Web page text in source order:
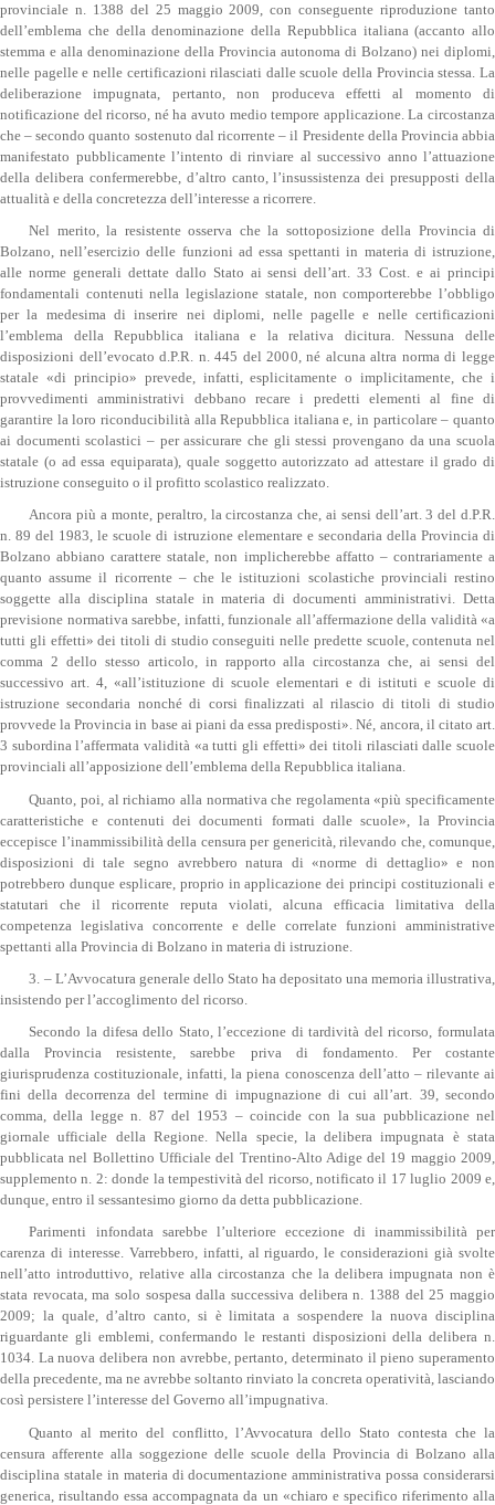
provinciale n. 1388 del 25 maggio 2009, con conseguente riproduzione tanto
dell’emblema che della denominazione della Repubblica italiana (accanto allo
stemma e alla denominazione della Provincia autonoma di Bolzano) nei diplomi,
nelle pagelle e nelle certificazioni rilasciati dalle scuole della Provincia stessa. La
deliberazione impugnata, pertanto, non produceva effetti al momento di
notificazione del ricorso, né ha avuto medio tempore applicazione. La circostanza
che – secondo quanto sostenuto dal ricorrente – il Presidente della Provincia abbia
manifestato pubblicamente l’intento di rinviare al successivo anno l’attuazione
della delibera confermerebbe, d’altro canto, l’insussistenza dei presupposti della
attualità e della concretezza dell’interesse a ricorrere.
Nel merito, la resistente osserva che la sottoposizione della Provincia di
Bolzano, nell’esercizio delle funzioni ad essa spettanti in materia di istruzione,
alle norme generali dettate dallo Stato ai sensi dell’art. 33 Cost. e ai principi
fondamentali contenuti nella legislazione statale, non comporterebbe l’obbligo
per la medesima di inserire nei diplomi, nelle pagelle e nelle certificazioni
l’emblema della Repubblica italiana e la relativa dicitura. Nessuna delle
disposizioni dell’evocato d.P.R. n. 445 del 2000, né alcuna altra norma di legge
statale «di principio» prevede, infatti, esplicitamente o implicitamente, che i
provvedimenti amministrativi debbano recare i predetti elementi al fine di
garantire la loro riconducibilità alla Repubblica italiana e, in particolare – quanto
ai documenti scolastici – per assicurare che gli stessi provengano da una scuola
statale (o ad essa equiparata), quale soggetto autorizzato ad attestare il grado di
istruzione conseguito o il profitto scolastico realizzato.
Ancora più a monte, peraltro, la circostanza che, ai sensi dell’art. 3 del d.P.R.
n. 89 del 1983, le scuole di istruzione elementare e secondaria della Provincia di
Bolzano abbiano carattere statale, non implicherebbe affatto – contrariamente a
quanto assume il ricorrente – che le istituzioni scolastiche provinciali restino
soggette alla disciplina statale in materia di documenti amministrativi. Detta
previsione normativa sarebbe, infatti, funzionale all’affermazione della validità «a
tutti gli effetti» dei titoli di studio conseguiti nelle predette scuole, contenuta nel
comma 2 dello stesso articolo, in rapporto alla circostanza che, ai sensi del
successivo art. 4, «all’istituzione di scuole elementari e di istituti e scuole di
istruzione secondaria nonché di corsi finalizzati al rilascio di titoli di studio
provvede la Provincia in base ai piani da essa predisposti». Né, ancora, il citato art.
3 subordina l’affermata validità «a tutti gli effetti» dei titoli rilasciati dalle scuole
provinciali all’apposizione dell’emblema della Repubblica italiana.
Quanto, poi, al richiamo alla normativa che regolamenta «più specificamente
caratteristiche e contenuti dei documenti formati dalle scuole», la Provincia
eccepisce l’inammissibilità della censura per genericità, rilevando che, comunque,
disposizioni di tale segno avrebbero natura di «norme di dettaglio» e non
potrebbero dunque esplicare, proprio in applicazione dei principi costituzionali e
statutari che il ricorrente reputa violati, alcuna efficacia limitativa della
competenza legislativa concorrente e delle correlate funzioni amministrative
spettanti alla Provincia di Bolzano in materia di istruzione.
3. – L’Avvocatura generale dello Stato ha depositato una memoria illustrativa,
insistendo per l’accoglimento del ricorso.
Secondo la difesa dello Stato, l’eccezione di tardività del ricorso, formulata
dalla Provincia resistente, sarebbe priva di fondamento. Per costante
giurisprudenza costituzionale, infatti, la piena conoscenza dell’atto – rilevante ai
fini della decorrenza del termine di impugnazione di cui all’art. 39, secondo
comma, della legge n. 87 del 1953 – coincide con la sua pubblicazione nel
giornale ufficiale della Regione. Nella specie, la delibera impugnata è stata
pubblicata nel Bollettino Ufficiale del Trentino-Alto Adige del 19 maggio 2009,
supplemento n. 2: donde la tempestività del ricorso, notificato il 17 luglio 2009 e,
dunque, entro il sessantesimo giorno da detta pubblicazione.
Parimenti infondata sarebbe l’ulteriore eccezione di inammissibilità per
carenza di interesse. Varrebbero, infatti, al riguardo, le considerazioni già svolte
nell’atto introduttivo, relative alla circostanza che la delibera impugnata non è
stata revocata, ma solo sospesa dalla successiva delibera n. 1388 del 25 maggio
2009; la quale, d’altro canto, si è limitata a sospendere la nuova disciplina
riguardante gli emblemi, confermando le restanti disposizioni della delibera n.
1034. La nuova delibera non avrebbe, pertanto, determinato il pieno superamento
della precedente, ma ne avrebbe soltanto rinviato la concreta operatività, lasciando
così persistere l’interesse del Governo all’impugnativa.
Quanto al merito del conflitto, l’Avvocatura dello Stato contesta che la
censura afferente alla soggezione delle scuole della Provincia di Bolzano alla
disciplina statale in materia di documentazione amministrativa possa considerarsi
generica, risultando essa accompagnata da un «chiaro e specifico riferimento alla